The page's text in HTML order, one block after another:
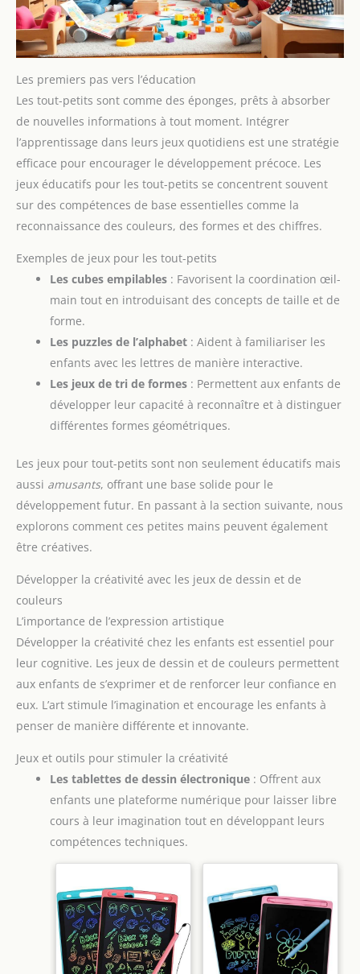
Les premiers pas vers l’éducation
Les tout-petits sont comme des éponges, prêts à absorber
de nouvelles informations à tout moment. Intégrer
l’apprentissage dans leurs jeux quotidiens est une stratégie
efficace pour encourager le développement précoce. Les
jeux éducatifs pour les tout-petits se concentrent souvent
sur des compétences de base essentielles comme la
reconnaissance des couleurs, des formes et des chiffres.
Exemples de jeux pour les tout-petits
Les cubes empilables : Favorisent la coordination œil-
main tout en introduisant des concepts de taille et de
forme.
Les puzzles de l’alphabet : Aident à familiariser les
enfants avec les lettres de manière interactive.
Les jeux de tri de formes : Permettent aux enfants de
développer leur capacité à reconnaître et à distinguer
différentes formes géométriques.
Les jeux pour tout-petits sont non seulement éducatifs mais
aussi amusants, offrant une base solide pour le
développement futur. En passant à la section suivante, nous
explorons comment ces petites mains peuvent également
être créatives.
Développer la créativité avec les jeux de dessin et de
couleurs
L’importance de l’expression artistique
Développer la créativité chez les enfants est essentiel pour
leur cognitive. Les jeux de dessin et de couleurs permettent
aux enfants de s’exprimer et de renforcer leur confiance en
eux. L’art stimule l’imagination et encourage les enfants à
penser de manière différente et innovante.
Jeux et outils pour stimuler la créativité
Les tablettes de dessin électronique : Offrent aux
enfants une plateforme numérique pour laisser libre
cours à leur imagination tout en développant leurs
compétences techniques.